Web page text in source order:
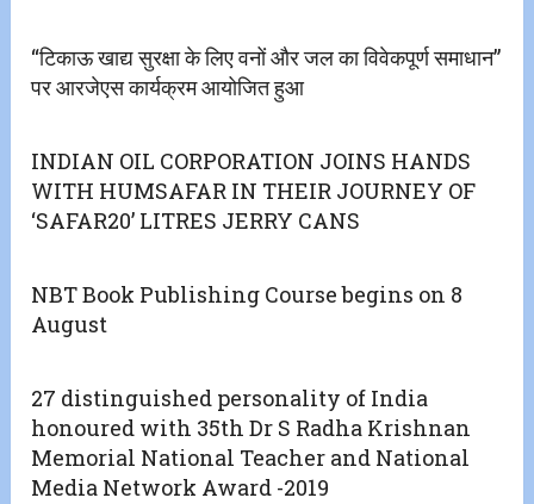
“टिकाऊ खाद्य सुरक्षा के लिए वनों और जल का विवेकपूर्ण समाधान”
पर आरजेएस कार्यक्रम आयोजित हुआ
INDIAN OIL CORPORATION JOINS HANDS
WITH HUMSAFAR IN THEIR JOURNEY OF
‘SAFAR20’ LITRES JERRY CANS
NBT Book Publishing Course begins on 8
August
27 distinguished personality of India
honoured with 35th Dr S Radha Krishnan
Memorial National Teacher and National
Media Network Award -2019